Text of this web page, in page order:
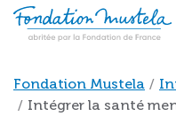
Aller au contenu principal
Fil d'Ariane
Fondation Mustela
Intégrer la santé